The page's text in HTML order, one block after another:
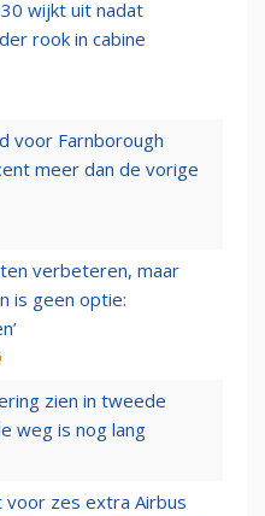
wijkt uit nadat
rook in cabine
voor Farnborough
meer dan de vorige
verbeteren, maar
is geen optie:
zien in tweede
weg is nog lang
voor zes extra Airbus